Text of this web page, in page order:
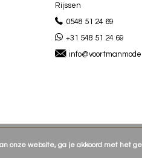
Rijssen
0548 51 24 69
+31 548 51 24 69
onze website, ga je akkoord met het